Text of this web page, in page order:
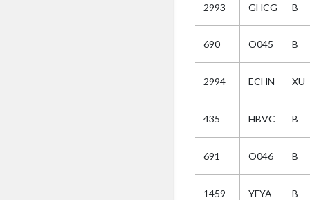
2993 GHCG B
690 O045 B
2994 ECHN XU
435 HBVC B
691 O046 B
1459 YFYA B